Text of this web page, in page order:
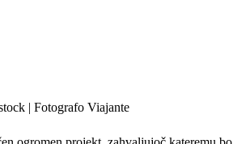
| Fotografo Viajante